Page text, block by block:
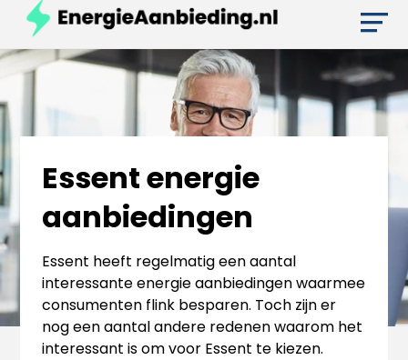
Essent energie
aanbiedingen
Essent heeft regelmatig een aantal
interessante energie aanbiedingen waarmee
consumenten flink besparen. Toch zijn er
nog een aantal andere redenen waarom het
interessant is om voor Essent te kiezen.